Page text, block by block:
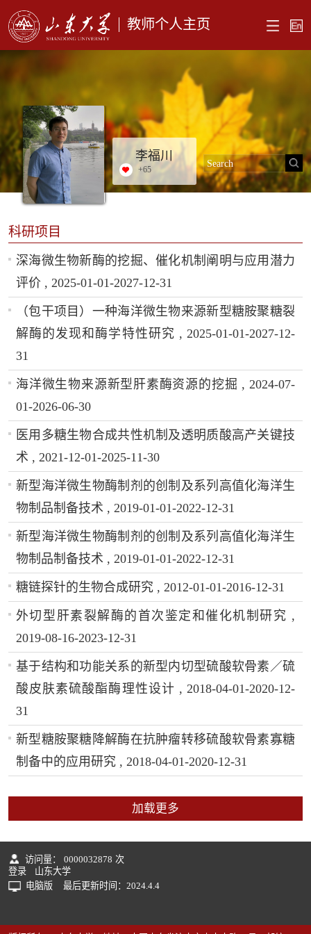
教师个人主页
李福川
+65
科研项目
深海微生物新酶的挖掘、催化机制阐明与应用潜力
评价 , 2025-01-01-2027-12-31
（包干项目）一种海洋微生物来源新型糖胺聚糖裂
解酶的发现和酶学特性研究 , 2025-01-01-2027-12-
31
海洋微生物来源新型肝素酶资源的挖掘 , 2024-07-
01-2026-06-30
医用多糖生物合成共性机制及透明质酸高产关键技
术 , 2021-12-01-2025-11-30
新型海洋微生物酶制剂的创制及系列高值化海洋生
物制品制备技术 , 2019-01-01-2022-12-31
新型海洋微生物酶制剂的创制及系列高值化海洋生
物制品制备技术 , 2019-01-01-2022-12-31
糖链探针的生物合成研究 , 2012-01-01-2016-12-31
外切型肝素裂解酶的首次鉴定和催化机制研究 ,
2019-08-16-2023-12-31
基于结构和功能关系的新型内切型硫酸软骨素／硫
酸皮肤素硫酸酯酶理性设计 , 2018-04-01-2020-12-
31
新型糖胺聚糖降解酶在抗肿瘤转移硫酸软骨素寡糖
制备中的应用研究 , 2018-04-01-2020-12-31
加载更多
访问量： 0000032878 次
登录
山东大学
电脑版
最后更新时间： 2024.4.4